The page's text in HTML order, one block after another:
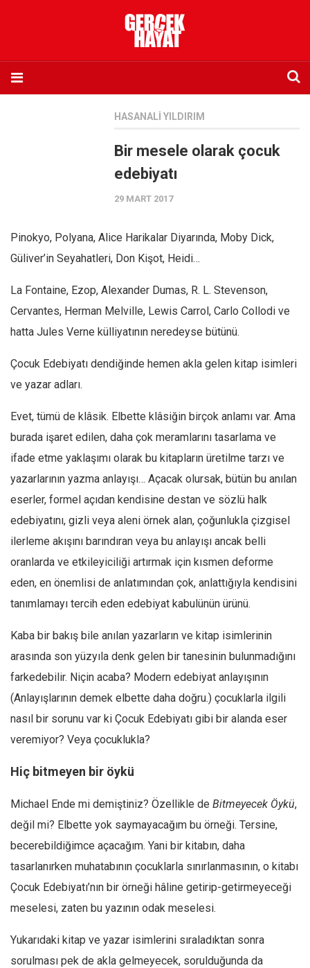
Abone olmak istiyorum
Twitter
Facebook
YouTube
Editörden
Yazarlar
Kemal Özer
Mahmut Toptaş
Yvonne Ridley
Barış Tarımcıoğlu
Ömer Kayani
Yusuf Armağan
Leyla Şerif Emin
Mehmet Ali Tekin
Abir E. Nahas
Bağdagül Öz
Esra Elönü
Bu Sayı
Tüm Sayılar
Kategoriler
Kitap
Karisi kitap sualleri
HASANALI YILDIRIM
Bir mesele olarak çocuk
edebiyatı
29 MART 2017
Pinokyo, Polyana, Alice Harikalar Diyarında, Moby Dick,
Güliver’in Seyahatleri, Don Kişot, Heidi…
La Fontaine, Ezop, Alexander Dumas, R. L. Stevenson,
Cervantes, Herman Melville, Lewis Carrol, Carlo Collodi ve
hatta Jules Verne külliyatının neredeyse bütünü.
Çocuk Edebiyatı dendiğinde hemen akla gelen kitap isimleri
ve yazar adları.
Evet, tümü de klâsik. Elbette klâsiğin birçok anlamı var. Ama
burada işaret edilen, daha çok meramlarını tasarlama ve
ifade etme yaklaşımı olarak bu kitapların üretilme tarzı ve
yazarlarının yazma anlayışı… Açacak olursak, bütün bu anılan
eserler, formel açıdan kendisine destan ve sözlü halk
edebiyatını, gizli veya aleni örnek alan, çoğunlukla çizgisel
ilerleme akışını barındıran veya bu anlayışı ancak belli
oranlarda ve etkileyiciliği artırmak için kısmen deforme
eden, en önemlisi de anlatımından çok, anlattığıyla kendisini
tanımlamayı tercih eden edebiyat kabulünün ürünü.
Kaba bir bakış bile anılan yazarların ve kitap isimlerinin
arasında son yüzyıla denk gelen bir tanesinin bulunmadığını
farkedebilir. Niçin acaba? Modern edebiyat anlayışının
(Anlayışlarının demek elbette daha doğru.) çocuklarla ilgili
nasıl bir sorunu var ki Çocuk Edebiyatı gibi bir alanda eser
veremiyor? Veya çocuklukla?
Hiç bitmeyen bir öykü
Michael Ende mi demiştiniz? Özellikle de Bitmeyecek Öykü,
değil mi? Elbette yok saymayacağım bu örneği. Tersine,
becerebildiğimce açacağım. Yani bir kitabın, daha
tasarlanırken muhatabının çocuklarla sınırlanmasının, o kitabı
Çocuk Edebiyatı’nın bir örneği hâline getirip-getirmeyeceği
meselesi, zaten bu yazının odak meselesi.
Yukarıdaki kitap ve yazar isimlerini sıraladıktan sonra
sorulması pek de akla gelmeyecek, sorulduğunda da